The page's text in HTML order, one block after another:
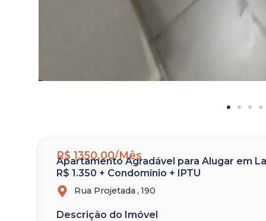
R$ 1350,00/Mês
Apartamento Agradável para Alugar em
R$ 1.350 + Condomínio + IPTU
Rua Projetada , 190
Descrição do Imóvel